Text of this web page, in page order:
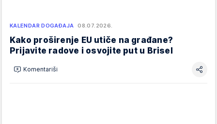
KALENDAR DOGAĐAJA 08.07.2026.
Kako proširenje EU utiče na građane?
Prijavite radove i osvojite put u Brisel
Komentariši